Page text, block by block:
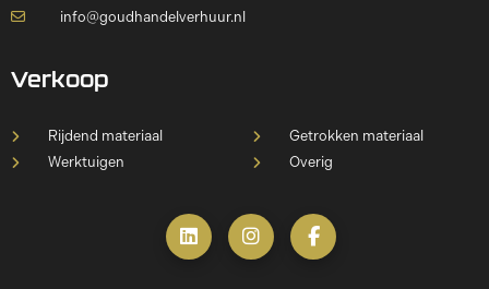
info@goudhandelverhuur.nl
Verkoop
Rijdend materiaal
Werktuigen
Getrokken materiaal
Overig